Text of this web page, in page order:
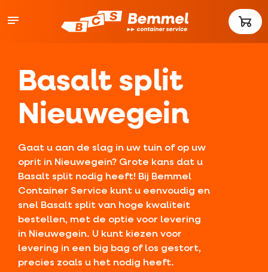
Basalt split
Nieuwegein
Gaat u aan de slag in uw tuin of op uw
oprit in Nieuwegein? Grote kans dat u
Basalt split nodig heeft! Bij Bemmel
Container Service kunt u eenvoudig en
snel Basalt split van hoge kwaliteit
bestellen, met de optie voor levering
in Nieuwegein. U kunt kiezen voor
levering in een big bag of los gestort,
precies zoals u het nodig heeft.